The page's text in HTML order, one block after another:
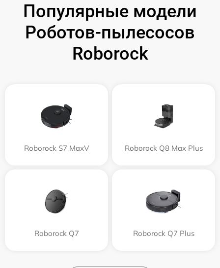
Популярные модели
Роботов-пылесосов
Roborock
Roborock S7 MaxV Roborock Q8 Max Plus
Roborock Q7 Roborock Q7 Plus